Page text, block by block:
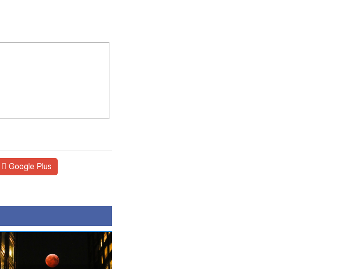
Google Plus